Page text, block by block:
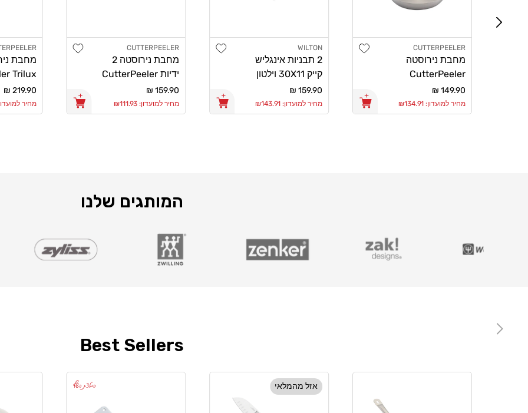
מוֹכֵר:
CUTTERPEELER
מחבת נירוסטה
CutterPeeler
20cm
מחיר
רגיל
149.90 ₪
מחיר למועדון: ₪134.91
Add wishlist
מוֹכֵר:
WILTON
2 תבניות אינגליש
קייק 30X11 וילטון
מחיר
רגיל
159.90 ₪
מחיר למועדון: ₪143.91
Add wishlist
מוֹכֵר:
CUTTERPEELER
מחבת נירוסטה 2
ידיות CutterPeeler
Trilux 18X5cm
מחיר
רגיל
159.90 ₪
מחיר למועדון: ₪111.93
Add wishlist
מוֹכֵר:
מחבת
Trilux
מחיר
רגיל
219.90 ₪
מחיר למועדון:
המותגים שלנו
Best Sellers
אזל מהמלאי המלצת השף